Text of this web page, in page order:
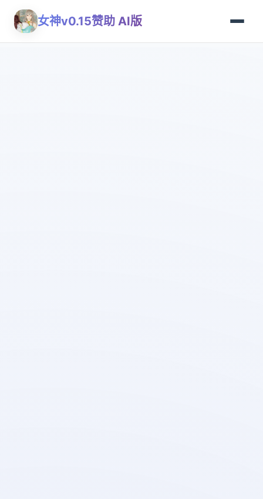
女神v0.15赞助 AI版